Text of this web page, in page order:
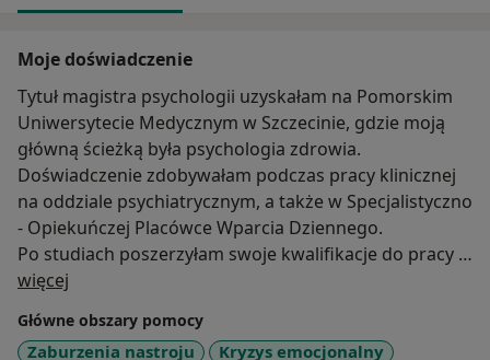
Moje doświadczenie
Tytuł magistra psychologii uzyskałam na Pomorskim
Uniwersytecie Medycznym w Szczecinie, gdzie moją
główną ścieżką była psychologia zdrowia.
Doświadczenie zdobywałam podczas pracy klinicznej
na oddziale psychiatrycznym, a także w Specjalistyczno
- Opiekuńczej Placówce Wparcia Dziennego.
Po studiach poszerzyłam swoje kwalifikacje do pracy z
dziećmi i młodzieżą o studia podyplomowe z
przygotowania pedagogicznego, dzięki którym
uzyskałam wiedzę i kompetencje niezbędne do pracy
więcej
Główne obszary pomocy
Zaburzenia nastroju
Kryzys emocjonalny